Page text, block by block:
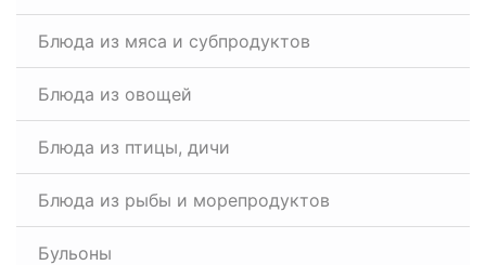
Блюда из мяса и субпродуктов
Блюда из овощей
Блюда из птицы, дичи
Блюда из рыбы и морепродуктов
Бульоны